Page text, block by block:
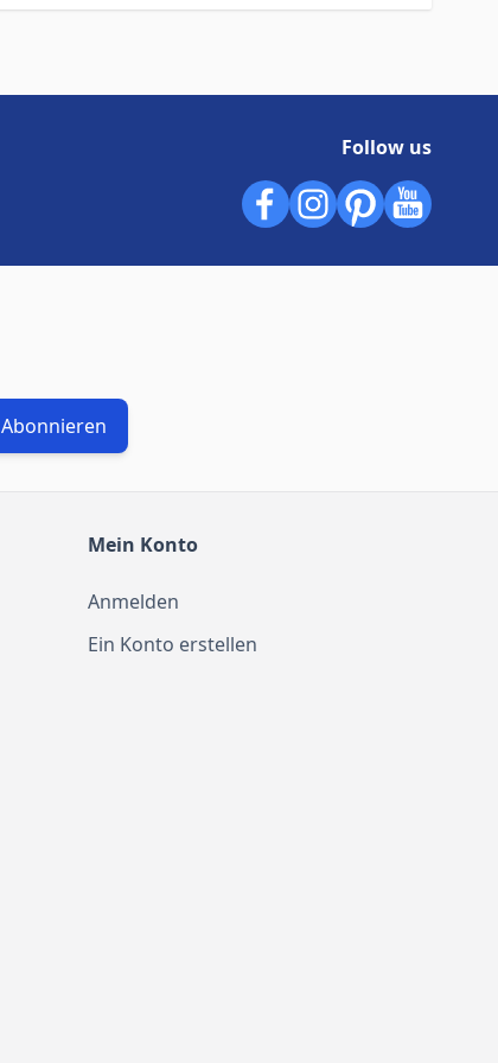
Follow us
Abonnieren
Mein Konto
Anmelden
Ein Konto erstellen